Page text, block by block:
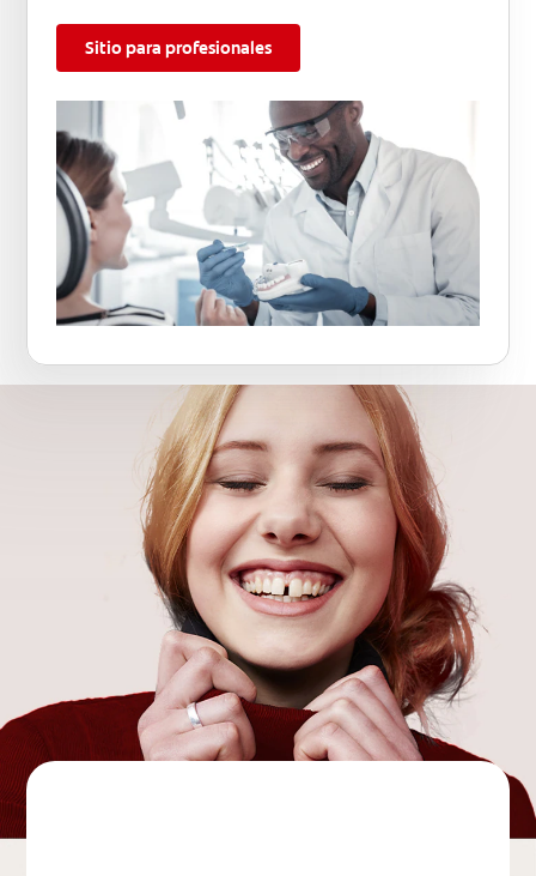
Sitio para profesionales